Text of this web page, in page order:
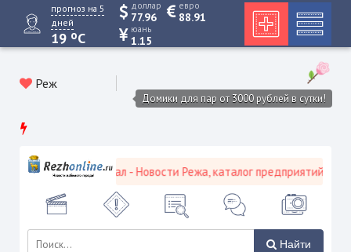
прогноз на 5
дней
19 oC
доллар
77.96
евро
88.91
юань
1.15
Реж
Домики для пар от 3000 рублей в сутки!
городской портал - Новости Режа, каталог предприятий,
Найти